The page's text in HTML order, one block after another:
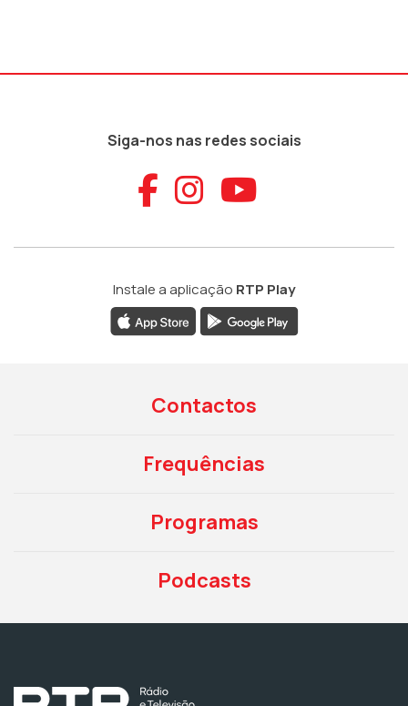
Siga-nos nas redes sociais
Aceder ao
Aceder ao
Aceder
Instale a aplicação RTP Play
Contactos
Frequências
Programas
Podcasts